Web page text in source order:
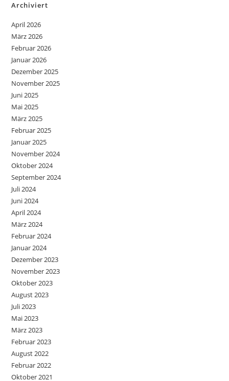
Archiviert
April 2026
März 2026
Februar 2026
Januar 2026
Dezember 2025
November 2025
Juni 2025
Mai 2025
März 2025
Februar 2025
Januar 2025
November 2024
Oktober 2024
September 2024
Juli 2024
Juni 2024
April 2024
März 2024
Februar 2024
Januar 2024
Dezember 2023
November 2023
Oktober 2023
August 2023
Juli 2023
Mai 2023
März 2023
Februar 2023
August 2022
Februar 2022
Oktober 2021